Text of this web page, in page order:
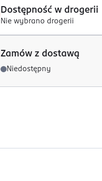
Dostępność w drogerii
Nie wybrano drogerii
Zamów z dostawą
Niedostępny